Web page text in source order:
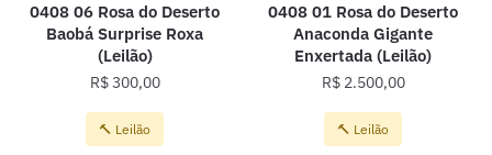
0408 06 Rosa do Deserto
Baobá Surprise Roxa
(Leilão)
R$300,00
🔨 Leilão
0408 01 Rosa do Deserto
Anaconda Gigante
Enxertada (Leilão)
R$2.500,00
🔨 Leilão